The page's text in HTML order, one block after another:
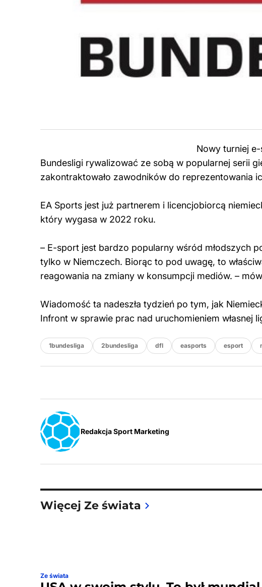
Nowy turniej
Bundesligi rywalizować ze sobą w popularnej serii
zakontraktowało zawodników do reprezentowania
EA Sports jest już partnerem i licencjobiorcą
który wygasa w 2022 roku.
– E-sport jest bardzo popularny wśród młodszych
tylko w Niemczech. Biorąc to pod uwagę, to
reagowania na zmiany w konsumpcji mediów. –
Wiadomość ta nadeszła tydzień po tym, jak
Infront w sprawie prac nad uruchomieniem własnej
1bundesliga 2bundesliga dfl easports esport
Redakcja Sport Marketing
Więcej Ze świata
Ze świata